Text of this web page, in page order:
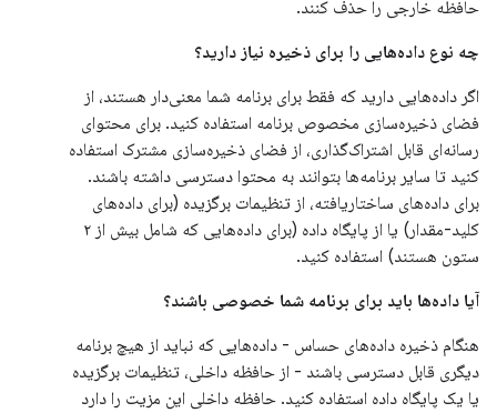
حافظه خارجی را حذف کنند.
چه نوع داده‌هایی را برای ذخیره نیاز دارید؟
اگر داده‌هایی دارید که فقط برای برنامه شما معنی‌دار هستند، از
فضای ذخیره‌سازی مخصوص برنامه استفاده کنید. برای محتوای
رسانه‌ای قابل اشتراک‌گذاری، از فضای ذخیره‌سازی مشترک استفاده
کنید تا سایر برنامه‌ها بتوانند به محتوا دسترسی داشته باشند.
برای داده‌های ساختاریافته، از تنظیمات برگزیده (برای داده‌های
کلید-مقدار) یا از پایگاه داده (برای داده‌هایی که شامل بیش از ۲
ستون هستند) استفاده کنید.
آیا داده‌ها باید برای برنامه شما خصوصی باشند؟
هنگام ذخیره داده‌های حساس - داده‌هایی که نباید از هیچ برنامه
دیگری قابل دسترسی باشند - از حافظه داخلی، تنظیمات برگزیده
یا یک پایگاه داده استفاده کنید. حافظه داخلی این مزیت را دارد